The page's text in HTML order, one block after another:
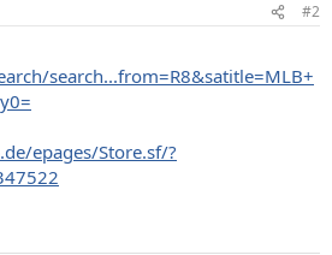
#2
search...from=R8&satitle=MLB+
epages/Store.sf/?